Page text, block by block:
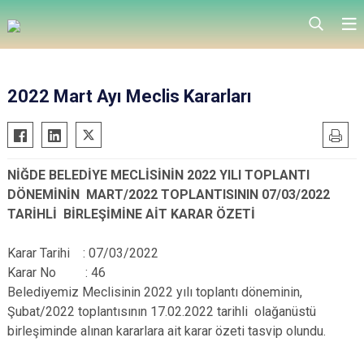
2022 Mart Ayı Meclis Kararları
NİĞDE BELEDİYE MECLİSİNİN 2022 YILI TOPLANTI
DÖNEMİNİN MART/2022 TOPLANTISININ 07/03/2022
TARİHLİ BİRLEŞİMİNE AİT KARAR ÖZETİ
Karar Tarihi : 07/03/2022
Karar No : 46
Belediyemiz Meclisinin 2022 yılı toplantı döneminin,
Şubat/2022 toplantısının 17.02.2022 tarihli olağanüstü
birleşiminde alınan kararlara ait karar özeti tasvip olundu.